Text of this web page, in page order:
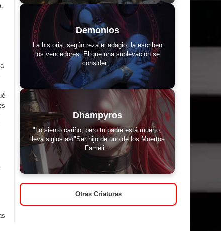
Demonios
La historia, según reza el adagio, la escriben
los vencedores. El que una sublevación se
consider...
Dhampyros
"Lo siento cariño, pero tu padre está muerto,
lleva siglos así"Ser hijo de uno de los Muertos
Faméli...
Otras Criaturas